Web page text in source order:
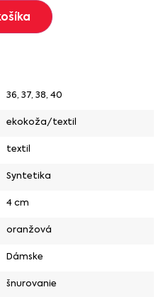
36, 37, 38, 40
ekokoža/textil
textil
Syntetika
4 cm
oranžová
Dámske
šnurovanie